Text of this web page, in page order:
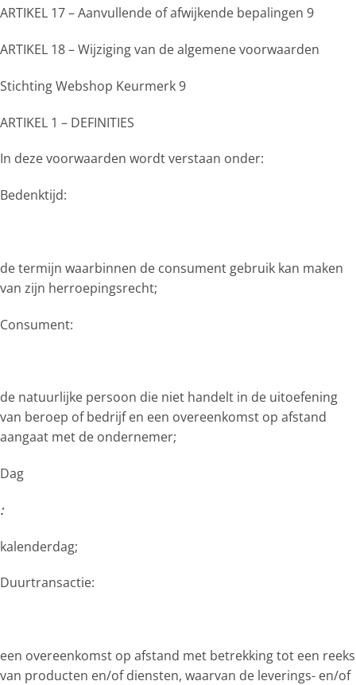
ARTIKEL 17 – Aanvullende of afwijkende bepalingen 9
ARTIKEL 18 – Wijziging van de algemene voorwaarden
Stichting Webshop Keurmerk 9
ARTIKEL 1 – DEFINITIES
In deze voorwaarden wordt verstaan onder:
Bedenktijd:
de termijn waarbinnen de consument gebruik kan maken
van zijn herroepingsrecht;
Consument:
de natuurlijke persoon die niet handelt in de uitoefening
van beroep of bedrijf en een overeenkomst op afstand
aangaat met de ondernemer;
Dag
:
kalenderdag;
Duurtransactie:
een overeenkomst op afstand met betrekking tot een reeks
van producten en/of diensten, waarvan de leverings- en/of